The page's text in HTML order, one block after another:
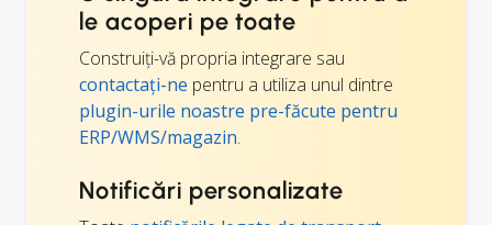
le acoperi pe toate
Construiți-vă propria integrare sau
contactați-ne pentru a utiliza unul dintre
plugin-urile noastre pre-făcute pentru
ERP/WMS/magazin.
Notificări personalizate